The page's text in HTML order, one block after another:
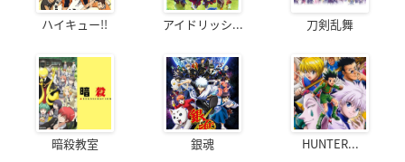
ハイキュー!! アイドリッシ... 刀剣乱舞
暗殺教室 銀魂 HUNTER...